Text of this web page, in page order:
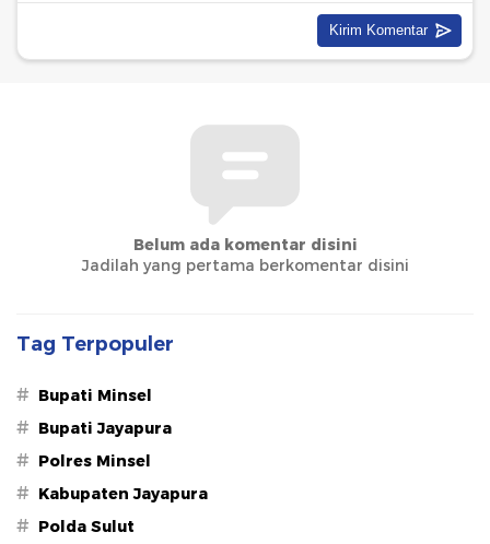
Belum ada komentar disini
Jadilah yang pertama berkomentar disini
Tag Terpopuler
# Bupati Minsel
# Bupati Jayapura
# Polres Minsel
# Kabupaten Jayapura
# Polda Sulut